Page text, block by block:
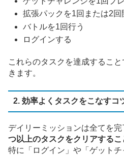
拡張パックを1回または2回
バトルを1回行う
ログインする
これらのタスクを達成するこ
きます。
2. 効率よくタスクをこなすコ
デイリーミッションは全てを完
つ以上のタスクをクリアする
特に「ログイン」や「ゲット